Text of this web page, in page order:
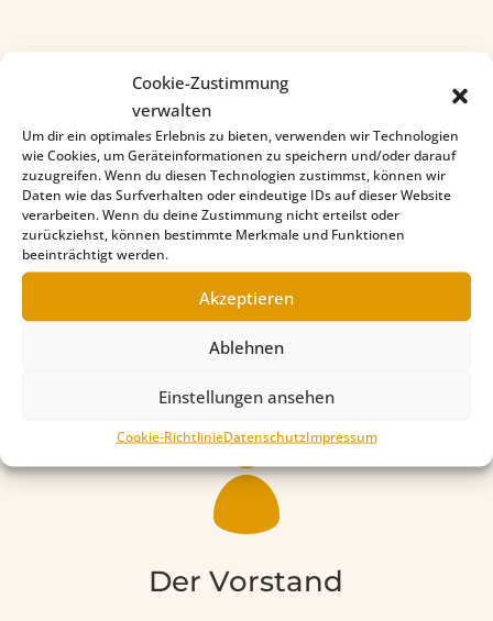
Cookie-Zustimmung
verwalten
Um dir ein optimales Erlebnis zu bieten, verwenden wir Technologien
wie Cookies, um Geräteinformationen zu speichern und/oder darauf
zuzugreifen. Wenn du diesen Technologien zustimmst, können wir
Daten wie das Surfverhalten oder eindeutige IDs auf dieser Website
verarbeiten. Wenn du deine Zustimmung nicht erteilst oder
zurückziehst, können bestimmte Merkmale und Funktionen
beeinträchtigt werden.
Akzeptieren
Ablehnen
Einstellungen ansehen
Cookie-RichtlinieDatenschutzImpressum
Spenden

Der Vorstand